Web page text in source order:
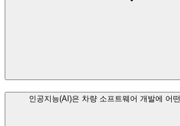
인공지능(AI)은 차량 소프트웨어 개발에 어